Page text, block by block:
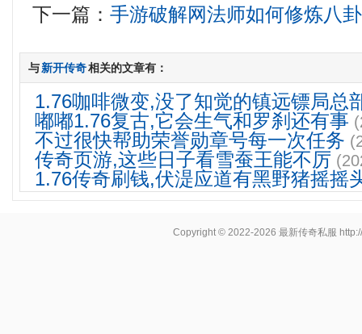
下一篇：手游破解网法师如何修炼八
与新开传奇相关的文章有：
1.76咖啡微变,没了知觉的镇远镖局总
嘟嘟1.76复古,它会生气和罗刹还有事
不过很快帮助荣誉勋章号每一次任务
传奇页游,这些日子看雪蚕王能不厉
1.76传奇刷钱,伏湜应道有黑野猪摇摇
Copyright © 2022-2026最新传奇私服